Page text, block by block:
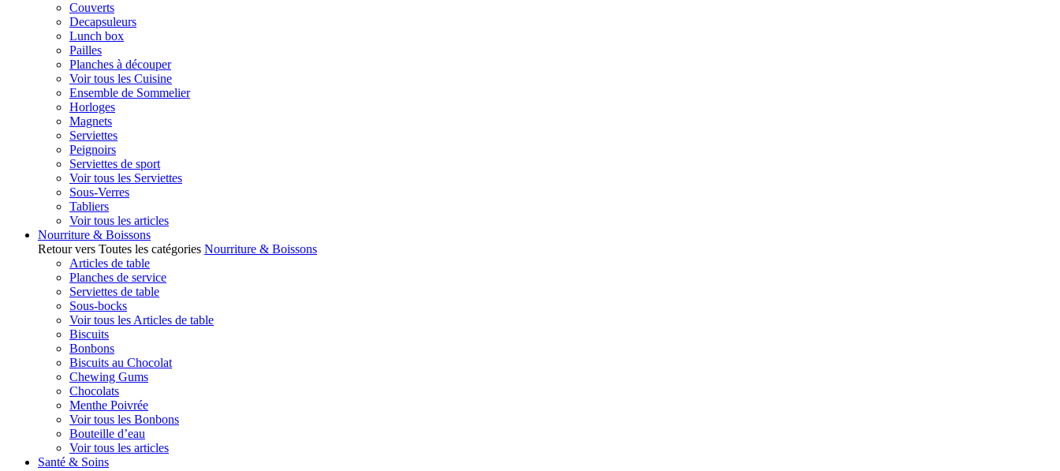
Couverts
Decapsuleurs
Lunch box
Pailles
Planches à découper
Voir tous les Cuisine
Ensemble de Sommelier
Horloges
Magnets
Serviettes
Peignoirs
Serviettes de sport
Voir tous les Serviettes
Sous-Verres
Tabliers
Voir tous les articles
Nourriture & Boissons
Retour vers Toutes les catégories Nourriture & Boissons
Articles de table
Planches de service
Serviettes de table
Sous-bocks
Voir tous les Articles de table
Biscuits
Bonbons
Biscuits au Chocolat
Chewing Gums
Chocolats
Menthe Poivrée
Voir tous les Bonbons
Bouteille d’eau
Voir tous les articles
Santé & Soins